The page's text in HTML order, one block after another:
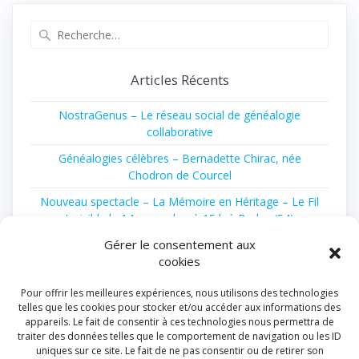
Gérer le consentement aux
cookies
Pour offrir les meilleures expériences, nous utilisons des technologies
telles que les cookies pour stocker et/ou accéder aux informations des
appareils. Le fait de consentir à ces technologies nous permettra de
traiter des données telles que le comportement de navigation ou les ID
uniques sur ce site. Le fait de ne pas consentir ou de retirer son
Articles Récents
NostraGenus – Le réseau social de généalogie
collaborative
Généalogies célèbres – Bernadette Chirac, née
Chodron de Courcel
Nouveau spectacle – La Mémoire en Héritage – Le Fil
Invisible le 14 novembre à 15 h à Bruley (54)
10 livres à 10 € pour les 80 ans de la Librairie de la
Voûte
Catalogue généalogique 2026 est enfin disponible
Archives